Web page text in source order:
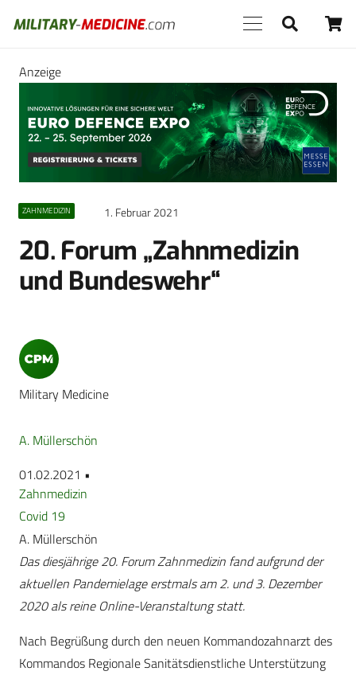
Anzeige
ZAHNMEDIZIN 1. Februar 2021
20. Forum „Zahnmedizin
und Bundeswehr“
Military Medicine
A. Müllerschön
01.02.2021 •
Zahnmedizin
Covid 19
A. Müllerschön
Das diesjährige 20. Forum Zahnmedizin fand aufgrund der
aktuellen Pandemielage erstmals am 2. und 3. Dezember
2020 als reine Online-Veranstaltung statt.
Nach Begrüßung durch den neuen Kommandozahnarzt des
Kommandos Regionale Sanitätsdienstliche Unterstützung